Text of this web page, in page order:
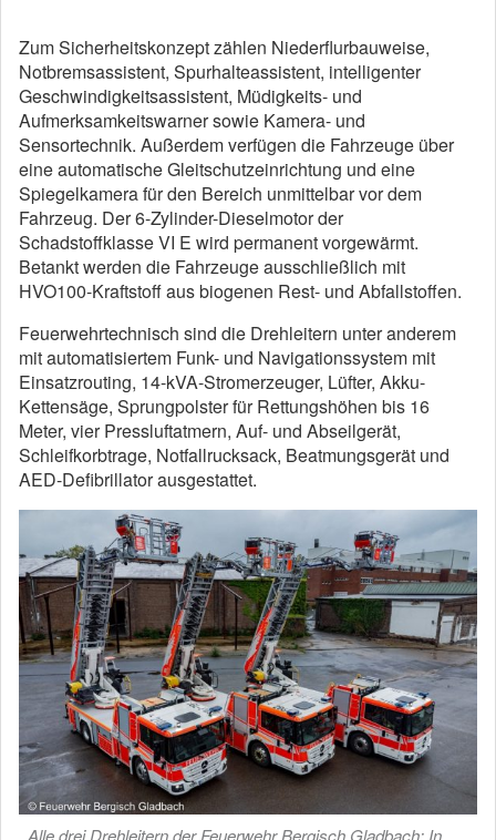
Zum Sicherheitskonzept zählen Niederflurbauweise,
Notbremsassistent, Spurhalteassistent, intelligenter
Geschwindigkeitsassistent, Müdigkeits- und
Aufmerksamkeitswarner sowie Kamera- und
Sensortechnik. Außerdem verfügen die Fahrzeuge über
eine automatische Gleitschutzeinrichtung und eine
Spiegelkamera für den Bereich unmittelbar vor dem
Fahrzeug. Der 6-Zylinder-Dieselmotor der
Schadstoffklasse VI E wird permanent vorgewärmt.
Betankt werden die Fahrzeuge ausschließlich mit
HVO100-Kraftstoff aus biogenen Rest- und Abfallstoffen.
Feuerwehrtechnisch sind die Drehleitern unter anderem
mit automatisiertem Funk- und Navigationssystem mit
Einsatzrouting, 14-kVA-Stromerzeuger, Lüfter, Akku-
Kettensäge, Sprungpolster für Rettungshöhen bis 16
Meter, vier Pressluftatmern, Auf- und Abseilgerät,
Schleifkorbtrage, Notfallrucksack, Beatmungsgerät und
AED-Defibrillator ausgestattet.
Alle drei Drehleitern der Feuerwehr Bergisch Gladbach: In